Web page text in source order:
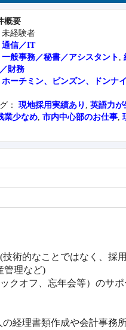
概要
経験者
通信／IT
一般事務／秘書／アシスタント ,
財務
ホーチミン、ビンズン、ドンナ
：現地採用実績あり ,英語力が
業少なめ,市内中心部のお仕事,
術的なことではなく、採
管理など)
クオフ、忘年会等）のサ
経理書類作成や会計事務